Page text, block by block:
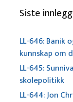
Siste innlegg
LL-646: Banik
kunnskap om
LL-645:
skolepolitikk
LL-644: Jon